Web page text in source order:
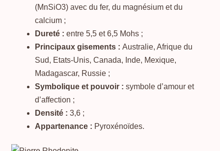
(MnSiO3) avec du fer, du magnésium et du
calcium ;
Dureté : entre 5,5 et 6,5 Mohs ;
Principaux gisements : Australie, Afrique du
Sud, Etats-Unis, Canada, Inde, Mexique,
Madagascar, Russie ;
Symbolique et pouvoir : symbole d’amour et
d’affection ;
Densité : 3,6 ;
Appartenance : Pyroxénoïdes.